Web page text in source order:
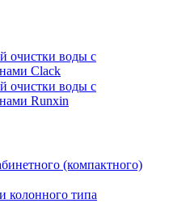
очистки воды с
Clack
очистки воды с
Runxin
(компактного)
колонного типа